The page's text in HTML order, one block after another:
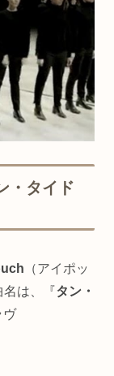
・タイド
（アイポッ
名は、『タン・
ヴ